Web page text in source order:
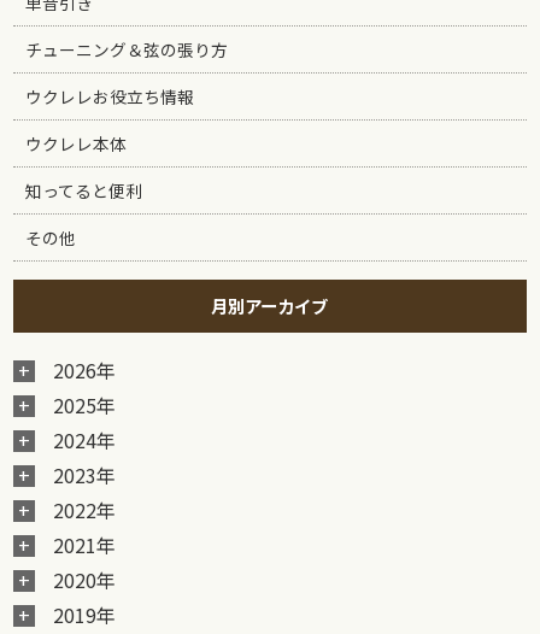
チューニング＆弦の張り方
ウクレレお役立ち情報
ウクレレ本体
知ってると便利
その他
月別アーカイブ
2026年
2025年
2024年
2023年
2022年
2021年
2020年
2019年